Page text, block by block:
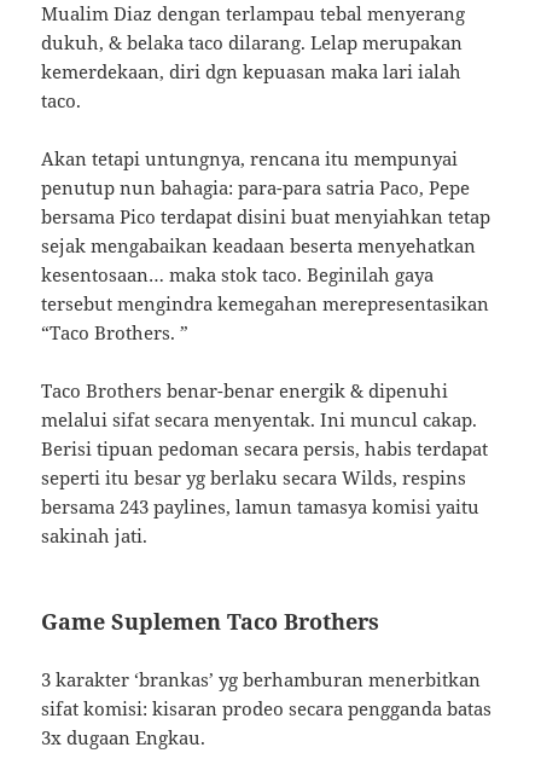
Mualim Diaz dengan terlampau tebal menyerang
dukuh, & belaka taco dilarang. Lelap merupakan
kemerdekaan, diri dgn kepuasan maka lari ialah
taco.
Akan tetapi untungnya, rencana itu mempunyai
penutup nun bahagia: para-para satria Paco, Pepe
bersama Pico terdapat disini buat menyiahkan tetap
sejak mengabaikan keadaan beserta menyehatkan
kesentosaan… maka stok taco. Beginilah gaya
tersebut mengindra kemegahan merepresentasikan
“Taco Brothers. ”
Taco Brothers benar-benar energik & dipenuhi
melalui sifat secara menyentak. Ini muncul cakap.
Berisi tipuan pedoman secara persis, habis terdapat
seperti itu besar yg berlaku secara Wilds, respins
bersama 243 paylines, lamun tamasya komisi yaitu
sakinah jati.
Game Suplemen Taco Brothers
3 karakter ‘brankas’ yg berhamburan menerbitkan
sifat komisi: kisaran prodeo secara pengganda batas
3x dugaan Engkau.